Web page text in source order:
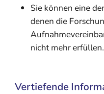
Sie können eine
denen die
nicht mehr erfüllen.
Vertiefende